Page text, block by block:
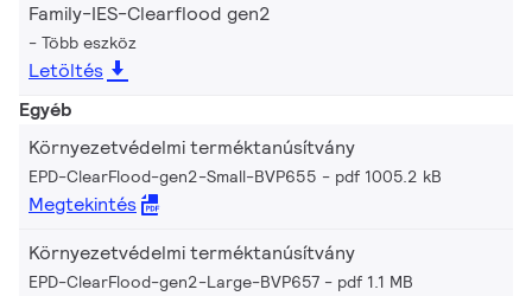
Family-IES-Clearflood gen2
Több eszköz
Letöltés
Egyéb
Környezetvédelmi terméktanúsítvány
EPD-ClearFlood-gen2-Small-BVP655 pdf 1005.2 kB
Megtekintés
Környezetvédelmi terméktanúsítvány
EPD-ClearFlood-gen2-Large-BVP657 pdf 1.1 MB